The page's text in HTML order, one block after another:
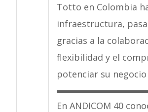
Totto en Colombia
infraestructura,
gracias a la
flexibilidad y el
potenciar su
En ANDICOM 40